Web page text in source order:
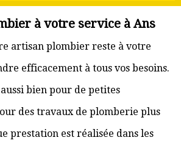
à votre service à Ans
artisan plombier reste à votre
efficacement à tous vos besoins.
bien pour de petites
des travaux de plomberie plus
prestation est réalisée dans les